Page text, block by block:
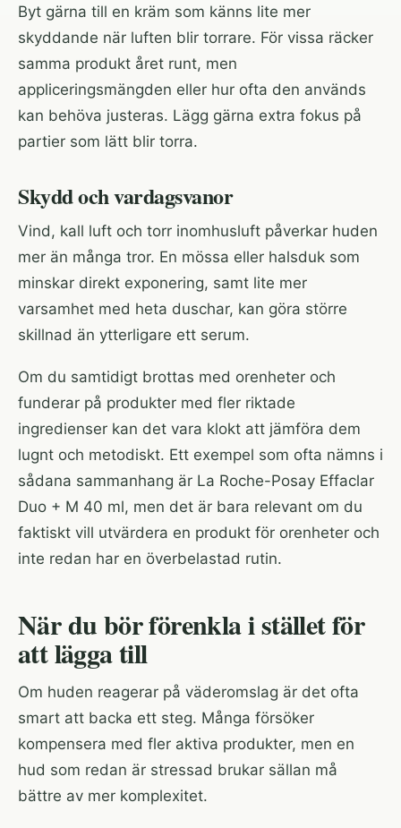
Byt gärna till en kräm som känns lite mer
skyddande när luften blir torrare. För vissa räcker
samma produkt året runt, men
appliceringsmängden eller hur ofta den används
kan behöva justeras. Lägg gärna extra fokus på
partier som lätt blir torra.
Skydd och vardagsvanor
Vind, kall luft och torr inomhusluft påverkar huden
mer än många tror. En mössa eller halsduk som
minskar direkt exponering, samt lite mer
varsamhet med heta duschar, kan göra större
skillnad än ytterligare ett serum.
Om du samtidigt brottas med orenheter och
funderar på produkter med fler riktade
ingredienser kan det vara klokt att jämföra dem
lugnt och metodiskt. Ett exempel som ofta nämns i
sådana sammanhang är La Roche-Posay Effaclar
Duo + M 40 ml, men det är bara relevant om du
faktiskt vill utvärdera en produkt för orenheter och
inte redan har en överbelastad rutin.
När du bör förenkla i stället för
att lägga till
Om huden reagerar på väderomslag är det ofta
smart att backa ett steg. Många försöker
kompensera med fler aktiva produkter, men en
hud som redan är stressad brukar sällan må
bättre av mer komplexitet.